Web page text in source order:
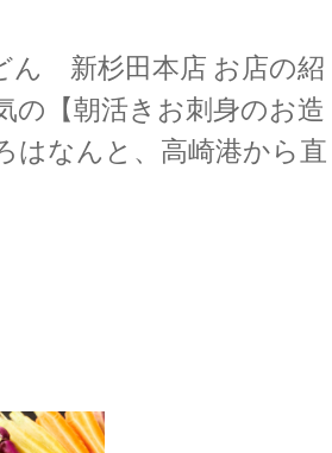
ん 新杉田本店 お店の紹
の【朝活きお刺身のお造
はなんと、高崎港から直